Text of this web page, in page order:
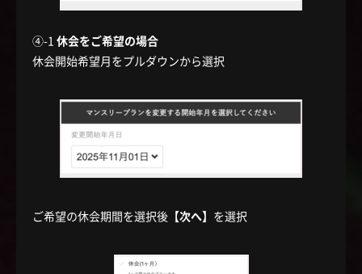
④-1 休会をご希望の場合
休会開始希望月をプルダウンから選択
ご希望の休会期間を選択後 【次へ】 を選択